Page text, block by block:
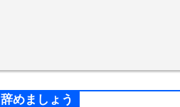
辞めましょう